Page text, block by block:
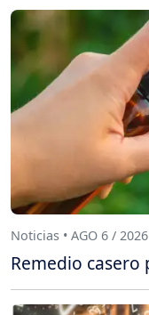
Noticias • AGO 6 / 2026
Remedio